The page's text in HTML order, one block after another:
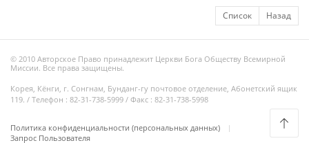
Список Назад
© 2010 Авторское Право принадлежит Церкви Бога Обществу Всемирной
Миссии. Все права защищены.
Корея, Кёнги, г. Сонгнам, Бунданг-гу почтовое отделение, Абонетский ящик
119. / Телефон : 82-31-738-5999 / Факс : 82-31-738-5998
Политика конфиденциальности (персональных данных)
Запрос Пользователя